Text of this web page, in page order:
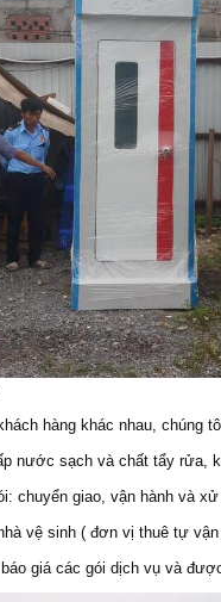
hàng khác nhau, chúng
nước sạch và chất tẩy rửa,
chuyển giao, vận hành và
vệ sinh ( đơn vị thuê tự
giá các gói dịch vụ và